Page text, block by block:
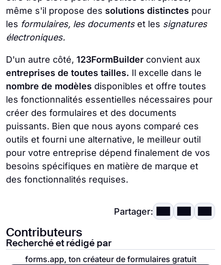
même s'il propose des solutions distinctes pour
les formulaires, les documentset les signatures
électroniques.
D'un autre côté, 123FormBuilder convient aux
entreprises de toutes tailles. Il excelle dans le
nombre de modèles disponibles et offre toutes
les fonctionnalités essentielles nécessaires pour
créer des formulaires et des documents
puissants. Bien que nous ayons comparé ces
outils et fourni une alternative, le meilleur outil
pour votre entreprise dépend finalement de vos
besoins spécifiques en matière de marque et
des fonctionnalités requises.
Partager:
Contributeurs
Recherché et rédigé par
forms.app, ton créateur de formulaires gratuit